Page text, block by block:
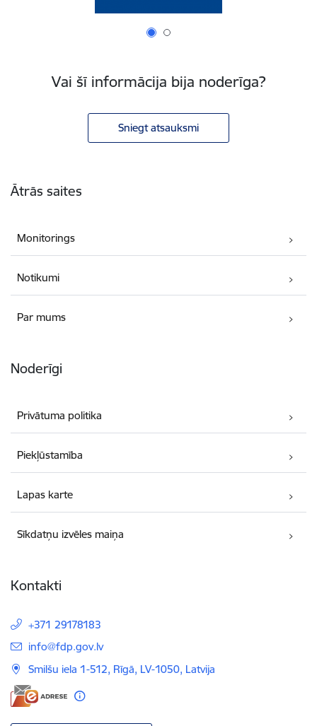
Vai šī informācija bija noderīga?
Sniegt atsauksmi
Ātrās saites
Monitorings
Notikumi
Par mums
Noderīgi
Privātuma politika
Piekļūstamība
Lapas karte
Sīkdatņu izvēles maiņa
Kontakti
+371 29178183
E-pasts:
info@fdp.gov.lv
Smilšu iela 1-512, Rīgā, LV-1050, Latvija